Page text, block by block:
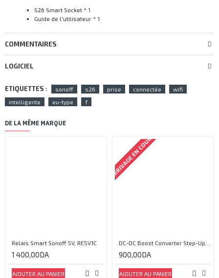
S26 Smart Socket * 1
Guide de l'utilisateur * 1
COMMENTAIRES
LOGICIEL
ETIQUETTES : sonoff s26 prise connectée
wifi
intelligente
eu-type f
DE LA MÊME MARQUE
Relais Smart Sonoff 5V, RE5V1C
1 400,00DA
AJOUTER AU PANIER
ARRIVAGE EN COURS
900,00DA
AJOUTER AU PANIER